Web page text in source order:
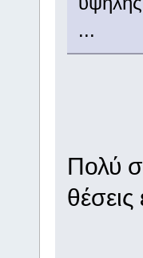
...
Πολύ